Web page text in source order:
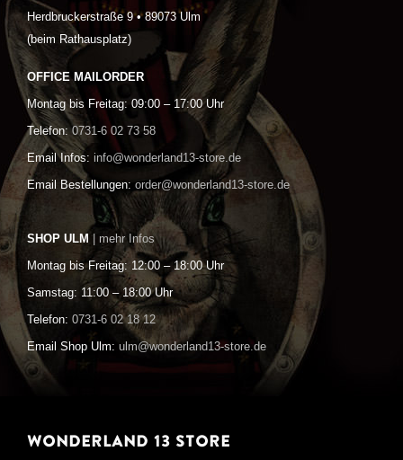
Herdbruckerstraße 9 • 89073 Ulm
(beim Rathausplatz)
OFFICE MAILORDER
Montag bis Freitag: 09:00 – 17:00 Uhr
Telefon: 0731-6 02 73 58
Email Infos: info@wonderland13-store.de
Email Bestellungen: order@wonderland13-store.de
SHOP ULM | mehr Infos
Montag bis Freitag: 12:00 – 18:00 Uhr
Samstag: 11:00 – 18:00 Uhr
Telefon: 0731-6 02 18 12
Email Shop Ulm: ulm@wonderland13-store.de
WONDERLAND 13 STORE